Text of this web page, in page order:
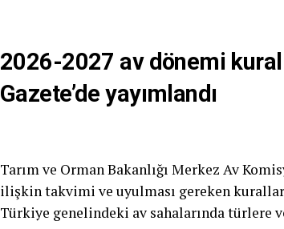
2026-2027 av dönemi
Gazete’de yayımlandı
Tarım ve Orman Bakanlığı Merkez Av
ilişkin takvimi ve uyulması gereken
Türkiye genelindeki av sahalarında türlere